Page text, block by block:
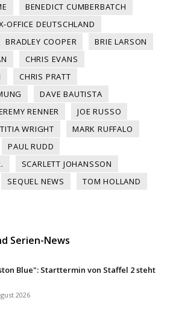
BENEDICT CUMBERBATCH
OFFICE DEUTSCHLAND
BRADLEY COOPER
BRIE LARSON
CHRIS EVANS
CHRIS PRATT
DAVE BAUTISTA
RENNER
JOE RUSSO
WRIGHT
MARK RUFFALO
PAUL RUDD
SCARLETT JOHANSSON
SEQUEL NEWS
TOM HOLLAND
Serien-News
Blue": Starttermin von Staffel 2 steht
2026